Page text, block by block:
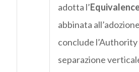
adotta l’
abbinata
conclude
separazione